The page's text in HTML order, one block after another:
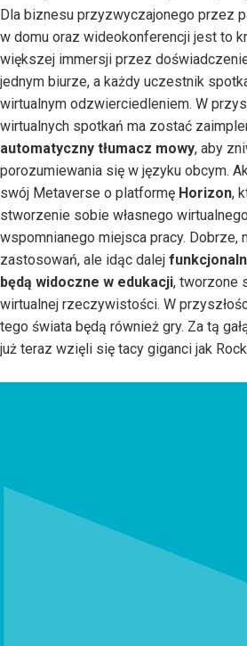
Dla biznesu przyzwyczajonego przez
w domu oraz wideokonferencji jest to
większej immersji przez
jednym biurze, a każdy uczestnik
wirtualnym odzwierciedleniem. W
wirtualnych spotkań ma zostać
automatyczny tłumacz mowy, aby
porozumiewania się w języku obcym.
swój Metaverse o platformę Horizon,
stworzenie sobie własnego
wspomnianego miejsca pracy. Dobrze,
zastosowań, ale idąc dalej
będą widoczne w edukacji, tworzone
wirtualnej rzeczywistości. W
tego świata będą również gry. Za tą
już teraz wzięli się tacy giganci jak